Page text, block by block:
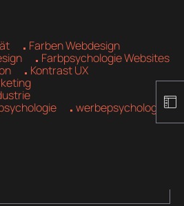
Farben Webdesign
Farbpsychologie Websites
Kontrast UX
werbepsychologie